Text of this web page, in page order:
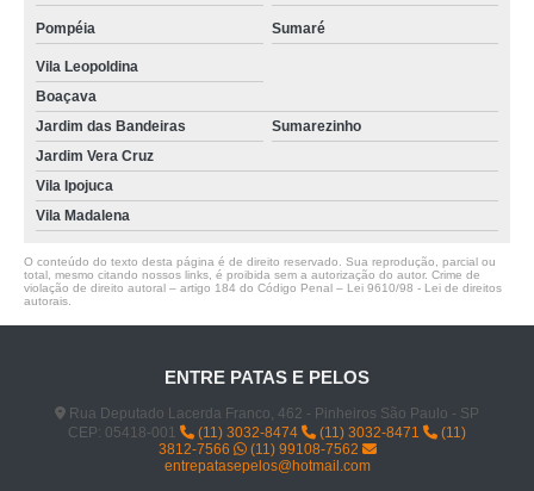
Pompéia Sumaré
Vila Leopoldina
Boaçava
Jardim das Bandeiras
Sumarezinho
Jardim Vera Cruz
Vila Ipojuca
Vila Madalena
O conteúdo do texto desta página é de direito reservado. Sua reprodução, parcial ou
total, mesmo citando nossos links, é proibida sem a autorização do autor. Crime de
violação de direito autoral – artigo 184 do Código Penal – Lei 9610/98 - Lei de direitos
autorais
ENTRE PATAS E PELOS
Rua Deputado Lacerda Franco, 462 - Pinheiros São Paulo - SP
CEP: 05418-001
(11) 3032-8474 (11) 3032-8471
(11)
3812-7566
(11) 99108-7562
entrepatasepelos@hotmail.com